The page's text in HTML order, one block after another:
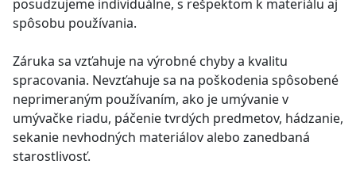
posudzujeme individuálne, s rešpektom k materiálu aj
spôsobu používania.
Záruka sa vzťahuje na výrobné chyby a kvalitu
spracovania. Nevzťahuje sa na poškodenia spôsobené
neprimeraným používaním, ako je umývanie v
umývačke riadu, páčenie tvrdých predmetov, hádzanie,
sekanie nevhodných materiálov alebo zanedbaná
starostlivosť.